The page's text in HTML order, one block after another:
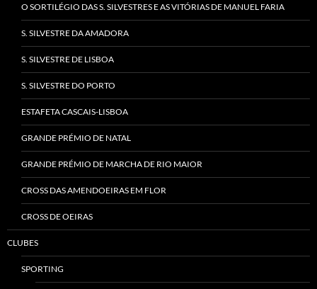
O SORTILÉGIO DAS S. SILVESTRES E AS VITÓRIAS DE MANUEL FARIA
S. SILVESTRE DA AMADORA
S. SILVESTRE DE LISBOA
S. SILVESTRE DO PORTO
ESTAFETA CASCAIS-LISBOA
GRANDE PRÉMIO DE NATAL
GRANDE PRÉMIO DE MARCHA DE RIO MAIOR
CROSS DAS AMENDOEIRAS EM FLOR
CROSS DE OEIRAS
CLUBES
SPORTING